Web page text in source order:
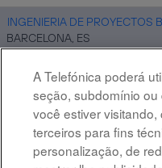
INGENIERIA DE PROYECTOS
BARCELONA, ES
7 de ago. de 2026
INGENIERIA DE PROYECTOS
MADRID, ES
7 de ago. de 2026
A Telefónica poderá
seção, subdomínio
você estiver
terceiros para fins
personalização, de